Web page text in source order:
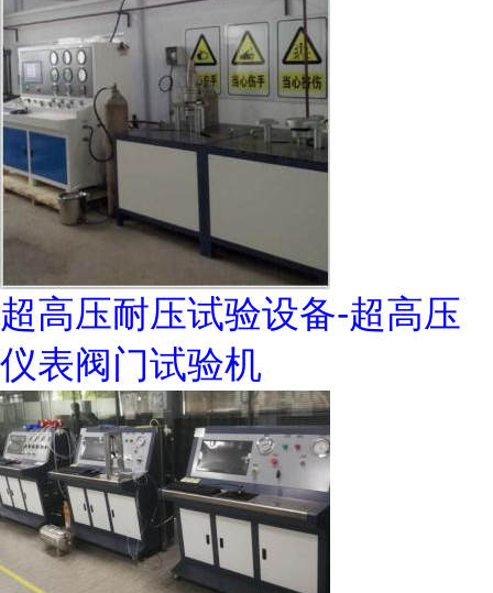
超高压耐压试验设备-超高压
仪表阀门试验机